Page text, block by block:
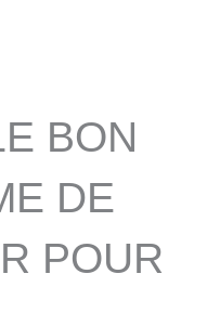
BON
DE
POUR